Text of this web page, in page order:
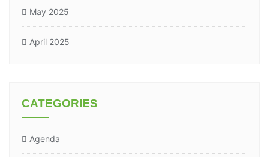
May 2025
April 2025
CATEGORIES
Agenda